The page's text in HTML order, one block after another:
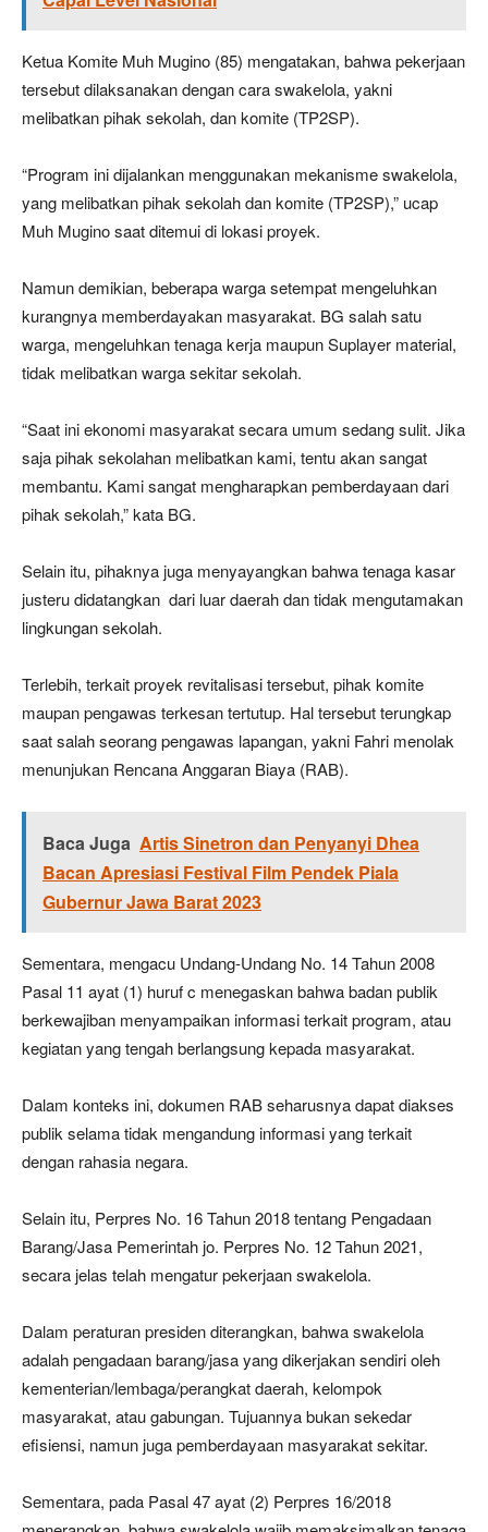
Ketua Komite Muh Mugino (85) mengatakan, bahwa pekerjaan
tersebut dilaksanakan dengan cara swakelola, yakni
melibatkan pihak sekolah, dan komite (TP2SP).
“Program ini dijalankan menggunakan mekanisme swakelola,
yang melibatkan pihak sekolah dan komite (TP2SP),” ucap
Muh Mugino saat ditemui di lokasi proyek.
Namun demikian, beberapa warga setempat mengeluhkan
kurangnya memberdayakan masyarakat. BG salah satu
warga, mengeluhkan tenaga kerja maupun Suplayer material,
tidak melibatkan warga sekitar sekolah.
“Saat ini ekonomi masyarakat secara umum sedang sulit. Jika
saja pihak sekolahan melibatkan kami, tentu akan sangat
membantu. Kami sangat mengharapkan pemberdayaan dari
pihak sekolah,” kata BG.
Selain itu, pihaknya juga menyayangkan bahwa tenaga kasar
justeru didatangkan dari luar daerah dan tidak mengutamakan
lingkungan sekolah.
Terlebih, terkait proyek revitalisasi tersebut, pihak komite
maupan pengawas terkesan tertutup. Hal tersebut terungkap
saat salah seorang pengawas lapangan, yakni Fahri menolak
menunjukan Rencana Anggaran Biaya (RAB).
Baca Juga Artis Sinetron dan Penyanyi Dhea
Bacan Apresiasi Festival Film Pendek Piala
Gubernur Jawa Barat 2023
Sementara, mengacu Undang-Undang No. 14 Tahun 2008
Pasal 11 ayat (1) huruf c menegaskan bahwa badan publik
berkewajiban menyampaikan informasi terkait program, atau
kegiatan yang tengah berlangsung kepada masyarakat.
Dalam konteks ini, dokumen RAB seharusnya dapat diakses
publik selama tidak mengandung informasi yang terkait
dengan rahasia negara.
Selain itu, Perpres No. 16 Tahun 2018 tentang Pengadaan
Barang/Jasa Pemerintah jo. Perpres No. 12 Tahun 2021,
secara jelas telah mengatur pekerjaan swakelola.
Dalam peraturan presiden diterangkan, bahwa swakelola
adalah pengadaan barang/jasa yang dikerjakan sendiri oleh
kementerian/lembaga/perangkat daerah, kelompok
masyarakat, atau gabungan. Tujuannya bukan sekedar
efisiensi, namun juga pemberdayaan masyarakat sekitar.
Sementara, pada Pasal 47 ayat (2) Perpres 16/2018